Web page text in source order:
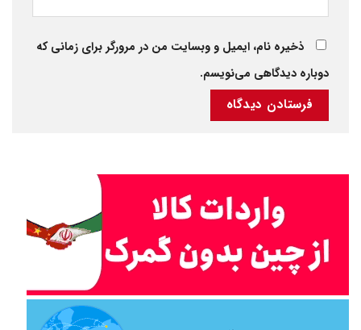
ذخیره نام، ایمیل و وبسایت من در مرورگر برای زمانی که
دوباره دیدگاهی می‌نویسم.